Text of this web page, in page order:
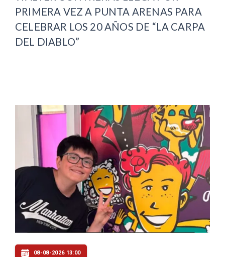
PRIMERA VEZ A PUNTA ARENAS PARA
CELEBRAR LOS 20 AÑOS DE “LA CARPA
DEL DIABLO”
08-08-2026 13:00